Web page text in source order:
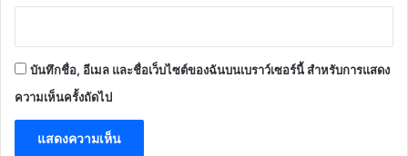
บันทึกชื่อ, อีเมล และชื่อเว็บไซต์ของฉันบนเบราว์เซอร์นี้ สำหรับการแสดง
ความเห็นครั้งถัดไป